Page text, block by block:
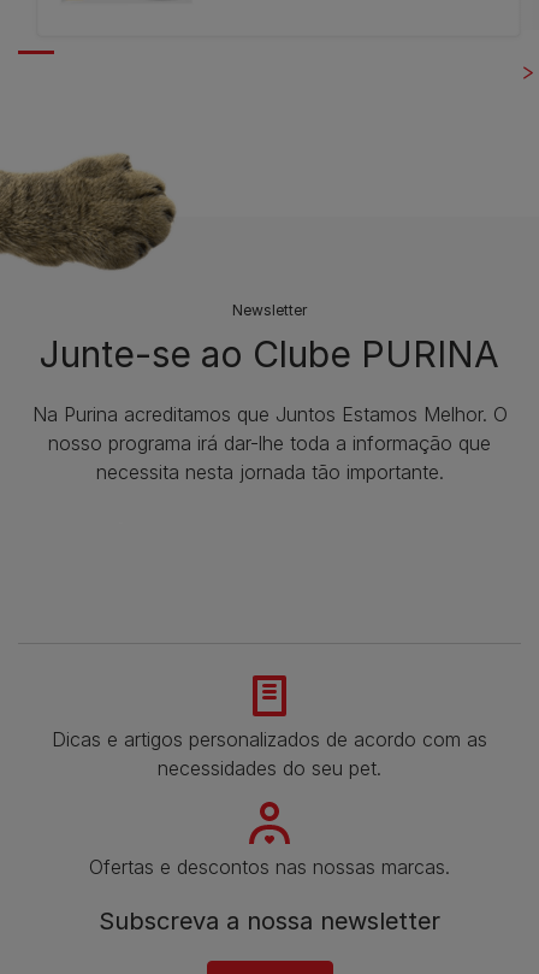
Newsletter
Junte-se ao Clube PURINA
Na Purina acreditamos que Juntos Estamos Melhor. O
nosso programa irá dar-lhe toda a informação que
necessita nesta jornada tão importante.
Dicas e artigos personalizados de acordo com as
necessidades do seu pet.
Ofertas e descontos nas nossas marcas.
Subscreva a nossa newsletter